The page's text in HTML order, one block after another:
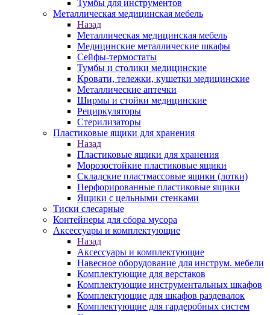
Тумбы для инструментов
Металлическая медицинская мебель
Назад
Металлическая медицинская мебель
Медицинские металлические шкафы
Сейфы-термостаты
Тумбы и столики медицинские
Кровати, тележки, кушетки медицинские
Металлические аптечки
Ширмы и стойки медицинские
Рециркуляторы
Стерилизаторы
Пластиковые ящики для хранения
Назад
Пластиковые ящики для хранения
Морозостойкие пластиковые ящики
Складские пластмассовые ящики (лотки)
Перфорированные пластиковые ящики
Ящики с цельными стенками
Тиски слесарные
Контейнеры для сбора мусора
Аксессуары и комплектующие
Назад
Аксессуары и комплектующие
Навесное оборудование для инструм. мебели
Комплектующие для верстаков
Комплектующие инструментальных шкафов
Комплектующие для шкафов раздевалок
Комплектующие для гардеробных систем